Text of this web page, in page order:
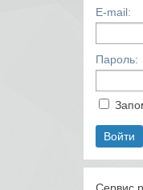
E-mail:
Пароль: